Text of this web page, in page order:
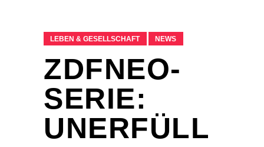
LEBEN & GESELLSCHAFT NEWS
ZDFNEO-
SERIE:
UNERFÜLL